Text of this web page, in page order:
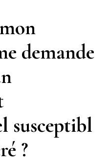
demande
susceptibl
?